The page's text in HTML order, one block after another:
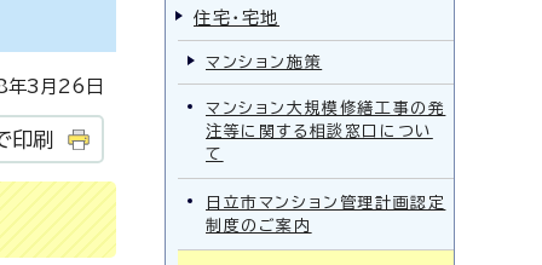
3月26日
印刷
住宅・宅地
マンション施策
マンション大規模修繕工事の発
注等に関する相談窓口につい
て
日立市マンション管理計画認定
制度のご案内